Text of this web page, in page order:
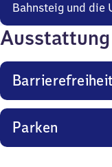
Bahnsteig und die
Ausstattung
Barrierefreiheit
Parken